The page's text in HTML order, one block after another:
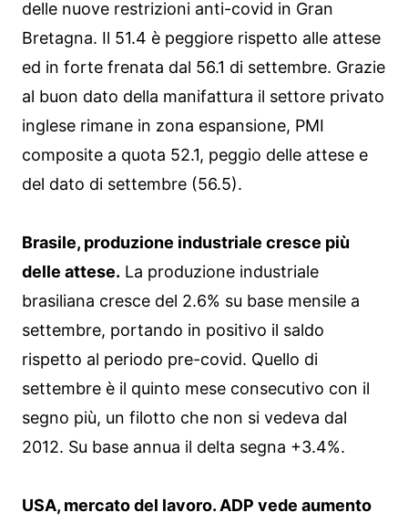
delle nuove restrizioni anti-covid in Gran
Bretagna. Il 51.4 è peggiore rispetto alle attese
ed in forte frenata dal 56.1 di settembre. Grazie
al buon dato della manifattura il settore privato
inglese rimane in zona espansione, PMI
composite a quota 52.1, peggio delle attese e
del dato di settembre (56.5).
Brasile, produzione industriale cresce più
delle attese. La produzione industriale
brasiliana cresce del 2.6% su base mensile a
settembre, portando in positivo il saldo
rispetto al periodo pre-covid. Quello di
settembre è il quinto mese consecutivo con il
segno più, un filotto che non si vedeva dal
2012. Su base annua il delta segna +3.4%.
USA, mercato del lavoro. ADP vede aumento